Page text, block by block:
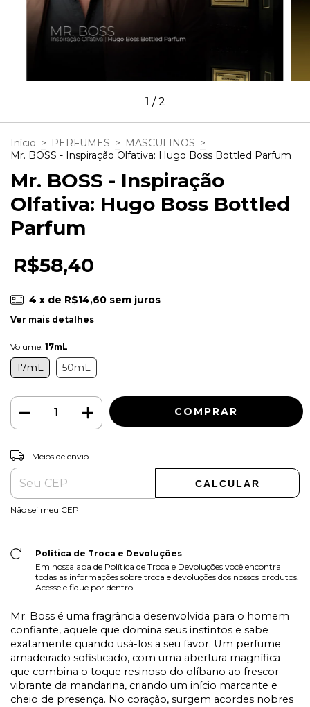
1 /2
Início > PERFUMES > MASCULINOS >
Mr. BOSS - Inspiração Olfativa: Hugo Boss Bottled Parfum
Mr. BOSS - Inspiração
Olfativa: Hugo Boss Bottled
Parfum
R$58,40
4 x de R$14,60 sem juros
Ver mais detalhes
Volume: 17mL
17mL 50mL
Entregas para o CEP:
Meios de envio
CALCULAR
Não sei meu CEP
Política de Troca e Devoluções
Em nossa aba de Política de Troca e Devoluções você encontra
todas as informações sobre troca e devoluções dos nossos produtos.
Acesse e fique por dentro!
Mr. Boss é uma fragrância desenvolvida para o homem
confiante, aquele que domina seus instintos e sabe
exatamente quando usá-los a seu favor. Um perfume
amadeirado sofisticado, com uma abertura magnífica
que combina o toque resinoso do olíbano ao frescor
vibrante da mandarina, criando um início marcante e
cheio de presença. No coração, surgem acordes nobres